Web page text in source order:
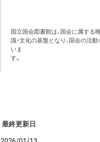
国立国会図書館は、国会に属する
識・文化の基盤となり、国会の活
いま
最終更新日